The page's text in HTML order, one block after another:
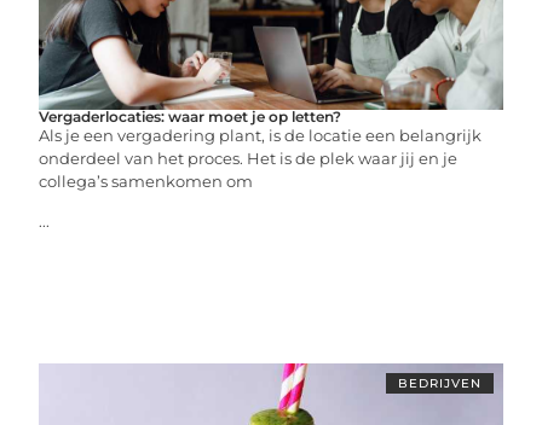
Vergaderlocaties: waar moet je op letten?
Als je een vergadering plant, is de locatie een belangrijk
onderdeel van het proces. Het is de plek waar jij en je
collega’s samenkomen om
...
BEDRIJVEN